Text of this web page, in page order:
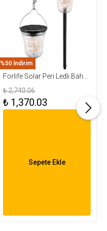
%50 İndirim
Forlife Solar Peri Ledli Bahçe
Aydınlatma Armatürü FL-
3284
₺ 2,740.06
₺ 1,370.03
Sepete Ekle